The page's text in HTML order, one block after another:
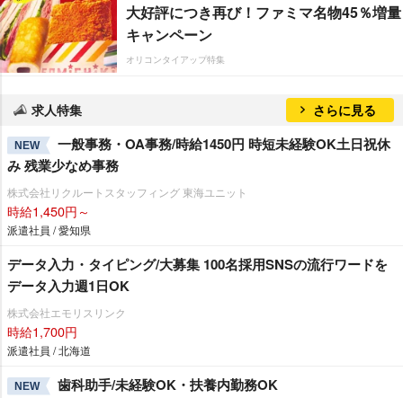
大好評につき再び！ファミマ名物45％増量
キャンペーン
オリコンタイアップ特集
求人特集 さらに見る
NEW
一般事務・OA事務/時給1450円 時短未経験OK土日祝休
み 残業少なめ事務
株式会社リクルートスタッフィング 東海ユニット
時給1,450円～
派遣社員 / 愛知県
データ入力・タイピング/大募集 100名採用SNSの流行ワードを
データ入力週1日OK
株式会社エモリスリンク
時給1,700円
派遣社員 / 北海道
NEW 歯科助手/未経験OK・扶養内勤務OK